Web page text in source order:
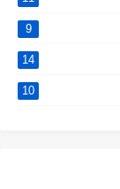
9
14
10